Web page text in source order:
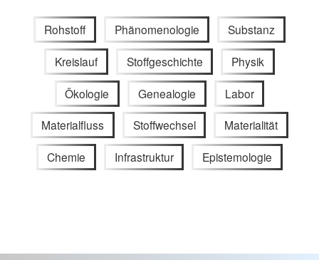
Rohstoff Phänomenologie Substanz
Kreislauf Stoffgeschichte Physik
Ökologie Genealogie Labor
Materialfluss Stoffwechsel Materialität
Chemie Infrastruktur Epistemologie